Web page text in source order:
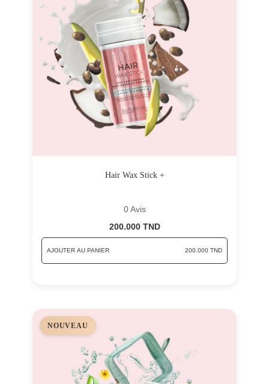
Hair Wax Stick +
0 Avis
200.000 TND
AJOUTER AU PANIER 200.000 TND
NOUVEAU